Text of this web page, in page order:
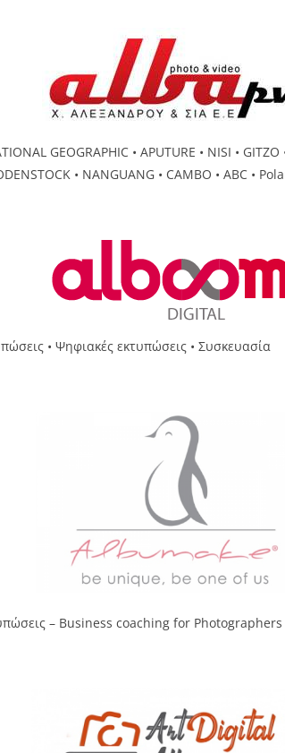
GEOGRAPHIC • APUTURE • ΝISI • GITZO
• NANGUANG • CAMBO • ABC •
• Ψηφιακές εκτυπώσεις • Συσκευασία
– Business coaching for Photographers